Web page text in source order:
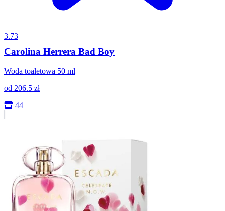
3.73
Carolina Herrera Bad Boy
Woda toaletowa 50 ml
od 206.5 zł
44